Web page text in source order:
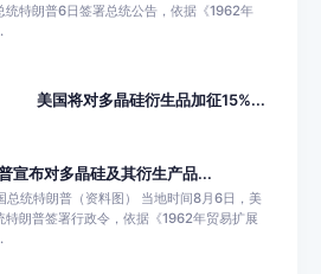
统特朗普6日签署总统公告，依据《1962年
美国将对多晶硅衍生品加征15%...
宣布对多晶硅及其衍生产品...
统特朗普（资料图） 当地时间8月6日，美
特朗普签署行政令，依据《1962年贸易扩展